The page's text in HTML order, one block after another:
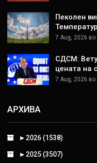
Пеколен
7 Aug, 2026 во
СДСМ:
цената на
7 Aug, 2026 во
АРХИВА
► 2026 (1538)
► 2025 (3507)